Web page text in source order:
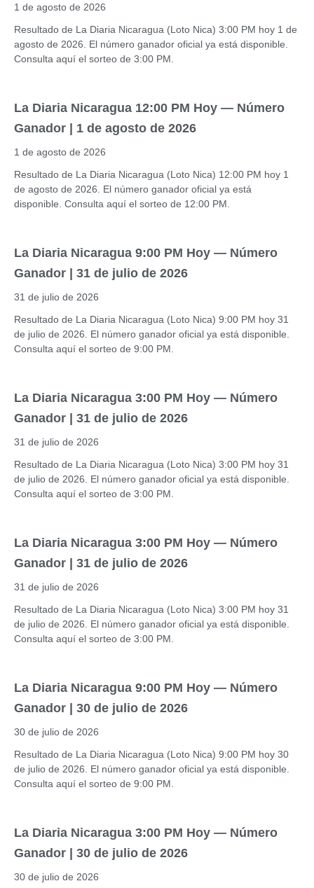
1 de agosto de 2026
Resultado de La Diaria Nicaragua (Loto Nica) 3:00 PM hoy 1 de
agosto de 2026. El número ganador oficial ya está disponible.
Consulta aquí el sorteo de 3:00 PM.
La Diaria Nicaragua 12:00 PM Hoy — Número
Ganador | 1 de agosto de 2026
1 de agosto de 2026
Resultado de La Diaria Nicaragua (Loto Nica) 12:00 PM hoy 1
de agosto de 2026. El número ganador oficial ya está
disponible. Consulta aquí el sorteo de 12:00 PM.
La Diaria Nicaragua 9:00 PM Hoy — Número
Ganador | 31 de julio de 2026
31 de julio de 2026
Resultado de La Diaria Nicaragua (Loto Nica) 9:00 PM hoy 31
de julio de 2026. El número ganador oficial ya está disponible.
Consulta aquí el sorteo de 9:00 PM.
La Diaria Nicaragua 3:00 PM Hoy — Número
Ganador | 31 de julio de 2026
31 de julio de 2026
Resultado de La Diaria Nicaragua (Loto Nica) 3:00 PM hoy 31
de julio de 2026. El número ganador oficial ya está disponible.
Consulta aquí el sorteo de 3:00 PM.
La Diaria Nicaragua 3:00 PM Hoy — Número
Ganador | 31 de julio de 2026
31 de julio de 2026
Resultado de La Diaria Nicaragua (Loto Nica) 3:00 PM hoy 31
de julio de 2026. El número ganador oficial ya está disponible.
Consulta aquí el sorteo de 3:00 PM.
La Diaria Nicaragua 9:00 PM Hoy — Número
Ganador | 30 de julio de 2026
30 de julio de 2026
Resultado de La Diaria Nicaragua (Loto Nica) 9:00 PM hoy 30
de julio de 2026. El número ganador oficial ya está disponible.
Consulta aquí el sorteo de 9:00 PM.
La Diaria Nicaragua 3:00 PM Hoy — Número
Ganador | 30 de julio de 2026
30 de julio de 2026